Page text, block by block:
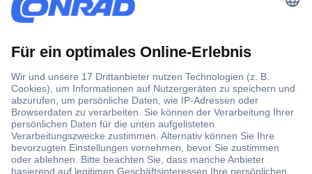
Themen
Start
Verkauf auf der Plattform
Zahlungen & Gebühren
Seller Portal - Berichte & Analytik
Marketing & Werbung
Recht & Compliance
Geschäftserweiterung
Partnerinfo / Updates